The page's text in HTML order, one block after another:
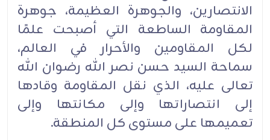
الانتصارين، والجوهرة العظيمة، جوهرة
‏المقاومة الساطعة التي أصبحت علمًا
لكل المقاومين والأحرار في العالم،
سماحة السيد حسن نصر الله ‏رضوان الله
تعالى عليه، الذي نقل المقاومة وقادها
إلى انتصاراتها وإلى مكانتها وإلى
تعميمها على مستوى ‏كل المنطقة.‏